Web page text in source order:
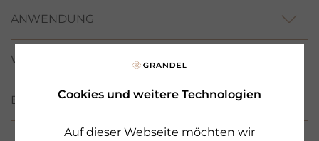
Cookies und weitere Technologien
Auf dieser Webseite möchten wir
ANWENDUNG
WIRKSTOFFE / INCI
BEWERTUNGEN (147)